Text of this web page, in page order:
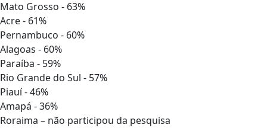
Mato Grosso - 63%
Acre - 61%
Pernambuco - 60%
Alagoas - 60%
Paraíba - 59%
Rio Grande do Sul - 57%
Piauí - 46%
Amapá - 36%
Roraima – não participou da pesquisa